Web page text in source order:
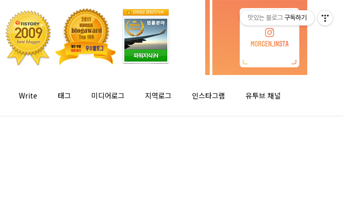
Write 태그 미디어로그 지역로그 인스타그램 유투브 채널
맛있는 블로그 구독하기